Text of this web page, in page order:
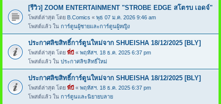
[รีวิว] ZOOM ENTERTAINMENT "STROBE EDGE สโตรบ เอดจ์"
โพสต์ล่าสุด โดย B.Comics « พุธ 07 ม.ค. 2026 9:46 am
โพสต์แล้ว ใน การ์ตูนผู้ชายและการ์ตูนผู้หญิง
ประกาศลิขสิทธิ์การ์ตูนใหม่จาก SHUEISHA 18/12/2025 [BLY]
โพสต์ล่าสุด โดย พี่บี « พฤหัสฯ. 18 ธ.ค. 2025 6:37 pm
โพสต์แล้ว ใน ประกาศลิขสิทธิ์ใหม่
ประกาศลิขสิทธิ์การ์ตูนใหม่จาก SHUEISHA 18/12/2025 [BLY]
โพสต์ล่าสุด โดย พี่บี « พฤหัสฯ. 18 ธ.ค. 2025 6:37 pm
โพสต์แล้ว ใน การ์ตูนและนิยายบลาย